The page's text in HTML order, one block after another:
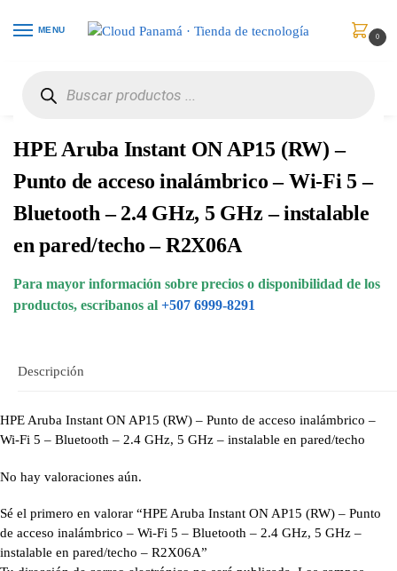
MENU
0
HPE Aruba Instant ON AP15 (RW) –
Punto de acceso inalámbrico – Wi-Fi 5 –
Bluetooth – 2.4 GHz, 5 GHz – instalable
en pared/techo – R2X06A
Para mayor información sobre precios o disponibilidad de los
productos, escribanos al +507 6999-8291
Descripción
HPE Aruba Instant ON AP15 (RW) – Punto de acceso inalámbrico –
Wi-Fi 5 – Bluetooth – 2.4 GHz, 5 GHz – instalable en pared/techo
No hay valoraciones aún.
Sé el primero en valorar “HPE Aruba Instant ON AP15 (RW) – Punto
de acceso inalámbrico – Wi-Fi 5 – Bluetooth – 2.4 GHz, 5 GHz –
instalable en pared/techo – R2X06A”